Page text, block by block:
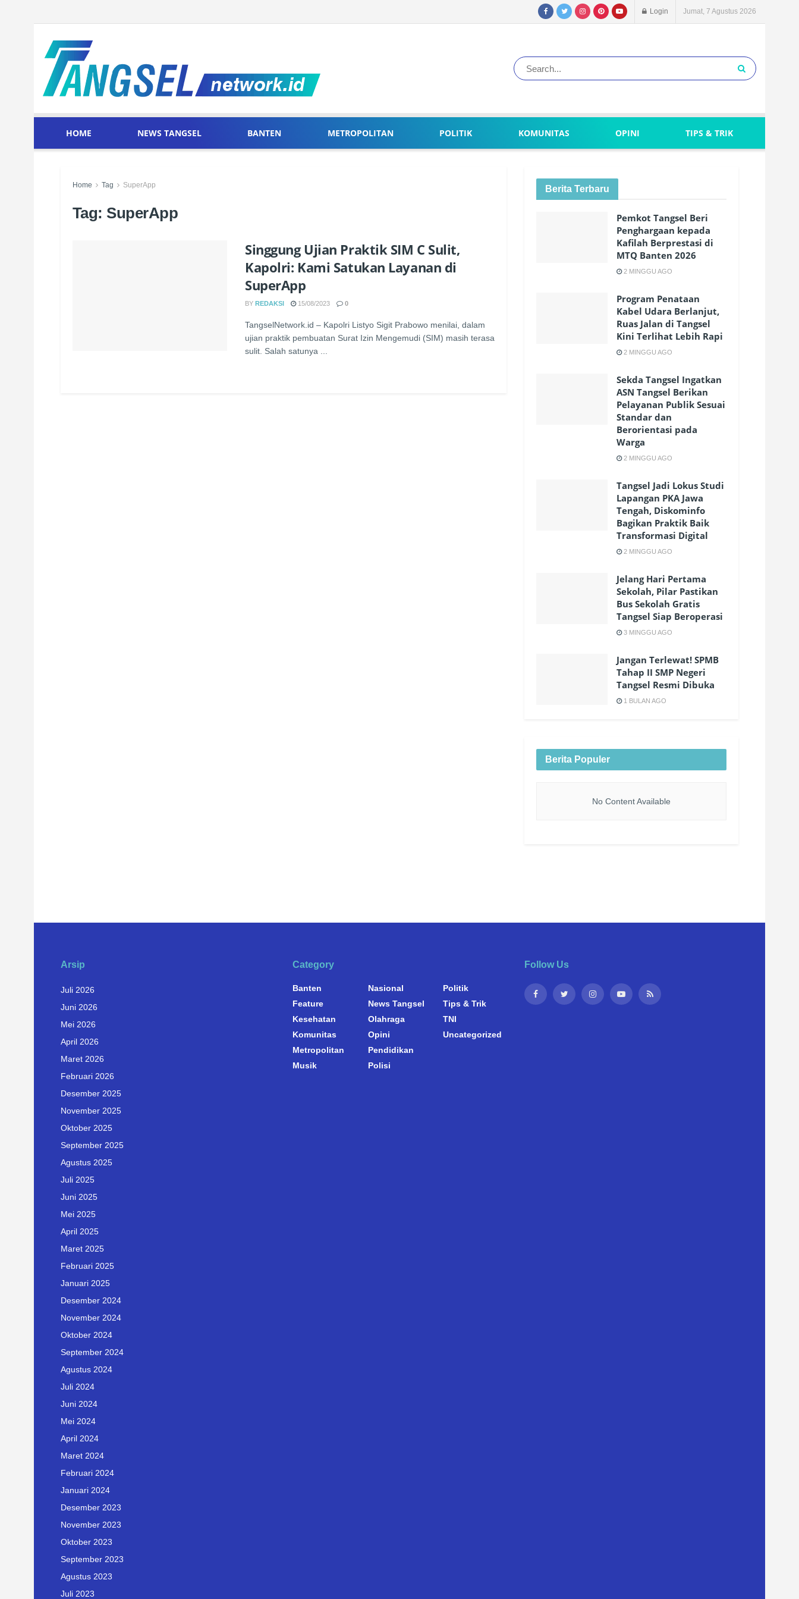
Login Jumat, 7 Agustus 2026
HOME NEWS TANGSEL BANTEN METROPOLITAN POLITIK KOMUNITAS OPINI TIPS & TRIK
Home Tag SuperApp
Tag: SuperApp
Singgung Ujian Praktik SIM C Sulit,
Kapolri: Kami Satukan Layanan di
SuperApp
BY REDAKSI 15/08/2023 0
TangselNetwork.id – Kapolri Listyo Sigit Prabowo menilai, dalam
ujian praktik pembuatan Surat Izin Mengemudi (SIM) masih terasa
sulit. Salah satunya ...
Berita Terbaru
Pemkot Tangsel Beri
Penghargaan kepada
Kafilah Berprestasi di
MTQ Banten 2026
2 MINGGU AGO
Program Penataan
Kabel Udara Berlanjut,
Ruas Jalan di Tangsel
Kini Terlihat Lebih Rapi
2 MINGGU AGO
Sekda Tangsel Ingatkan
ASN Tangsel Berikan
Pelayanan Publik Sesuai
Standar dan
Berorientasi pada
Warga
2 MINGGU AGO
Tangsel Jadi Lokus Studi
Lapangan PKA Jawa
Tengah, Diskominfo
Bagikan Praktik Baik
Transformasi Digital
2 MINGGU AGO
Jelang Hari Pertama
Sekolah, Pilar Pastikan
Bus Sekolah Gratis
Tangsel Siap Beroperasi
3 MINGGU AGO
Jangan Terlewat! SPMB
Tahap II SMP Negeri
Tangsel Resmi Dibuka
1 BULAN AGO
Berita Populer
No Content Available
Arsip
Juli 2026
Juni 2026
Mei 2026
April 2026
Maret 2026
Februari 2026
Desember 2025
November 2025
Oktober 2025
September 2025
Agustus 2025
Juli 2025
Juni 2025
Mei 2025
April 2025
Maret 2025
Februari 2025
Januari 2025
Desember 2024
November 2024
Oktober 2024
September 2024
Agustus 2024
Juli 2024
Juni 2024
Mei 2024
April 2024
Maret 2024
Februari 2024
Januari 2024
Desember 2023
November 2023
Oktober 2023
September 2023
Agustus 2023
Juli 2023
Category
Banten
Feature
Kesehatan
Komunitas
Metropolitan
Musik
Nasional
News Tangsel
Olahraga
Opini
Pendidikan
Polisi
Politik
Tips & Trik
TNI
Uncategorized
Follow Us